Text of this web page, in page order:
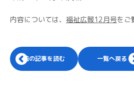
内容については、 福祉広報12月号をご
前の記事を読む 一覧へ戻る